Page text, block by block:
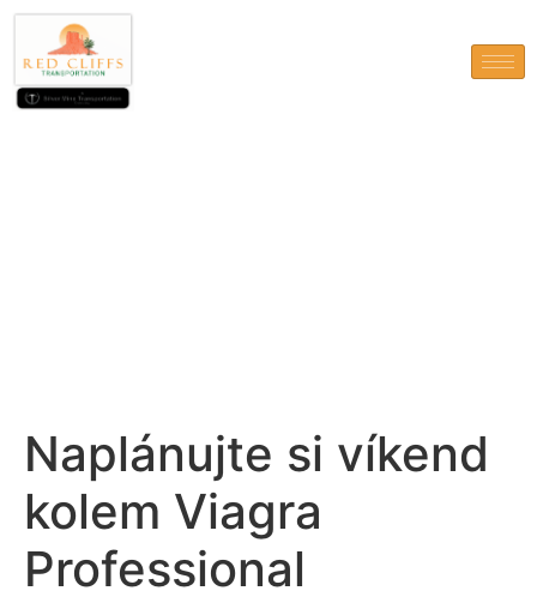
Naplánujte si víkend
kolem Viagra
Professional